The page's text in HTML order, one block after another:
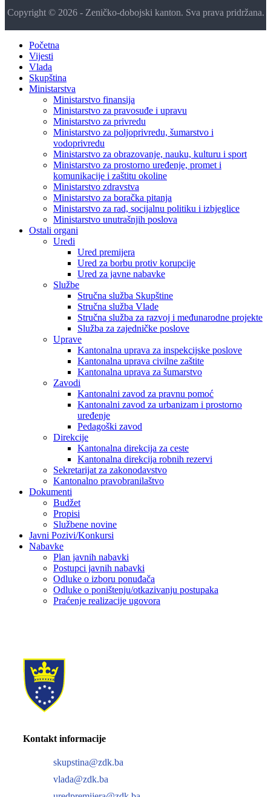
Copyright © 2026 - Zeničko-dobojski kanton. Sva prava pridržana.
Početna
Vijesti
Vlada
Skupština
Ministarstva
Ministarstvo finansija
Ministarstvo za pravosuđe i upravu
Ministarstvo za privredu
Ministarstvo za poljoprivredu, šumarstvo i
vodoprivredu
Ministarstvo za obrazovanje, nauku, kulturu i sport
Ministarstvo za prostorno uređenje, promet i
komunikacije i zaštitu okoline
Ministarstvo zdravstva
Ministarstvo za boračka pitanja
Ministarstvo za rad, socijalnu politiku i izbjeglice
Ministarstvo unutrašnjih poslova
Ostali organi
Uredi
Ured premijera
Ured za borbu protiv korupcije
Ured za javne nabavke
Službe
Stručna služba Skupštine
Stručna služba Vlade
Stručna služba za razvoj i međunarodne projekte
Služba za zajedničke poslove
Uprave
Kantonalna uprava za inspekcijske poslove
Kantonalna uprava civilne zaštite
Kantonalna uprava za šumarstvo
Zavodi
Kantonalni zavod za pravnu pomoć
Kantonalni zavod za urbanizam i prostorno
uređenje
Pedagoški zavod
Direkcije
Kantonalna direkcija za ceste
Kantonalna direkcija robnih rezervi
Sekretarijat za zakonodavstvo
Kantonalno pravobranilaštvo
Dokumenti
Budžet
Propisi
Službene novine
Javni Pozivi/Konkursi
Nabavke
Plan javnih nabavki
Postupci javnih nabavki
Odluke o izboru ponuđača
Odluke o poništenju/otkazivanju postupaka
Praćenje realizacije ugovora
Kontakt informacije
skupstina@zdk.ba
vlada@zdk.ba